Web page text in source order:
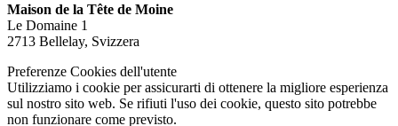
Maison de la Tête de Moine
Le Domaine 1
2713 Bellelay, Svizzera
Preferenze Cookies dell'utente
Utilizziamo i cookie per assicurarti di ottenere la migliore esperienza
sul nostro sito web. Se rifiuti l'uso dei cookie, questo sito potrebbe
non funzionare come previsto.